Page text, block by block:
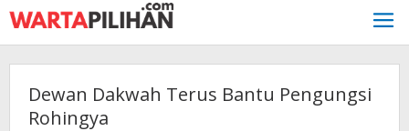
Skip
to
content
Dewan Dakwah Terus Bantu Pengungsi
Rohingya